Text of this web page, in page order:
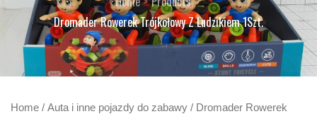
Dromader Rowerek Trójkołowy Z Ludzikiem 1Szt.
Home / Auta i inne pojazdy do zabawy / Dromader Rowerek